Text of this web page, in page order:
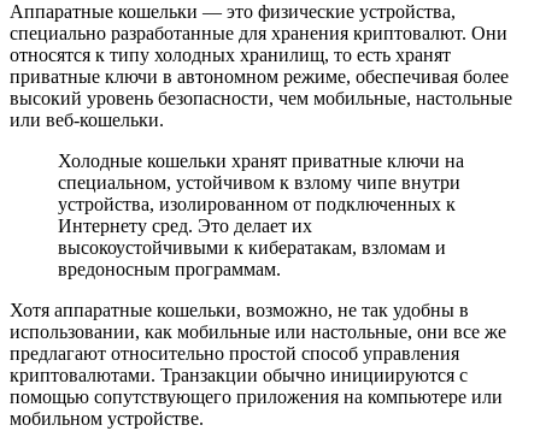
Аппаратные кошельки — это физические устройства,
специально разработанные для хранения криптовалют. Они
относятся к типу холодных хранилищ, то есть хранят
приватные ключи в автономном режиме, обеспечивая более
высокий уровень безопасности, чем мобильные, настольные
или веб-кошельки.
Холодные кошельки хранят приватные ключи на
специальном, устойчивом к взлому чипе внутри
устройства, изолированном от подключенных к
Интернету сред. Это делает их
высокоустойчивыми к кибератакам, взломам и
вредоносным программам.
Хотя аппаратные кошельки, возможно, не так удобны в
использовании, как мобильные или настольные, они все же
предлагают относительно простой способ управления
криптовалютами. Транзакции обычно инициируются с
помощью сопутствующего приложения на компьютере или
мобильном устройстве.